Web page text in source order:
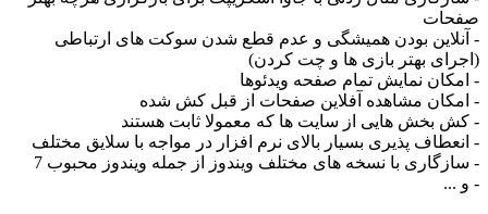
صفحات
- آنلاین بودن همیشگی و عدم قطع شدن سوکت های ارتباطی
(اجرای بهتر بازی ها و چت کردن)
- امکان نمایش تمام صفحه ویدئوها
- امکان مشاهده آفلاین صفحات از قبل کش شده
- کش بخش هایی از سایت ها که معمولا ثابت هستند
- انعطاف پذیری بسیار بالای نرم افزار در مواجه با سلایق مختلف
- سازگاری با نسخه های مختلف ویندوز از جمله ویندوز محبوب 7
- و ...